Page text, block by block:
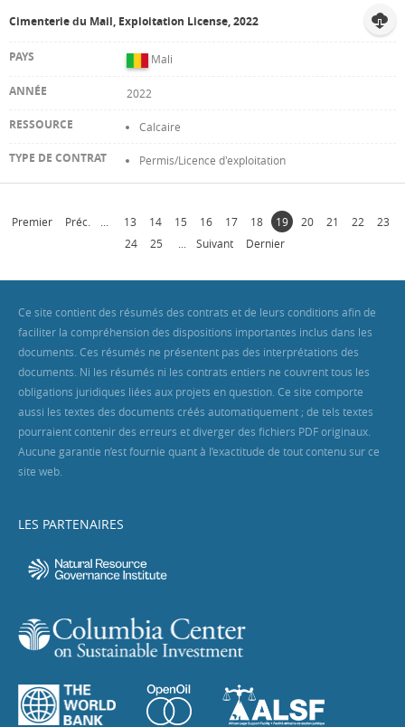
Cimenterie du Mail, Exploitation License, 2022
Mali
2022
Calcaire
Permis/Licence d'exploitation
Premier Préc. 13 14 15 16 17 18 19 20 21 22
23
24
25 Suivant Dernier
Ce site contient des résumés des contrats et de leurs conditions afin de
faciliter la compréhension des dispositions importantes inclus dans les
documents. Ces résumés ne présentent pas des interprétations des
documents. Ni les résumés ni les contrats entiers ne couvrent tous les
obligations juridiques liées aux projets en question. Ce site comporte
aussi les textes des documents créés automatiquement ; de tels textes
pourraient contenir des erreurs et diverger des fichiers PDF originaux.
Aucune garantie n’est fournie quant à l’exactitude de tout contenu sur ce
site web.
LES PARTENAIRES